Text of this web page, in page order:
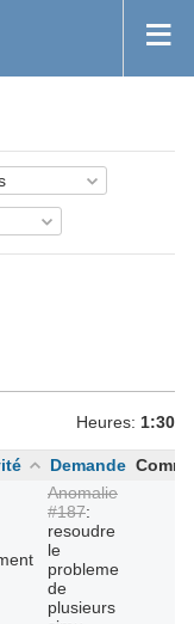
Heures: 1:30
Demande
Anomalie
#187:
resoudre
le
probleme
de
plusieurs